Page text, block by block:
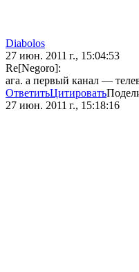
Diabolos
27 июн. 2011 г., 15:04:53
Re[Negoro]:
ага. а первый канал —
ОтветитьЦитировать
27 июн. 2011 г., 15:18:16